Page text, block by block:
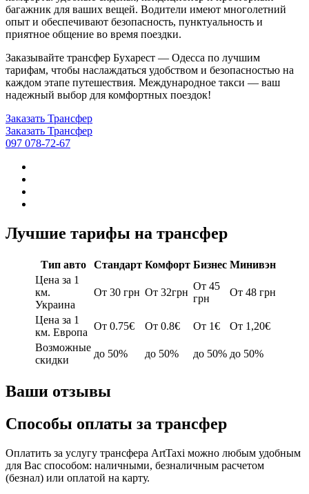
багажник для ваших вещей. Водители имеют многолетний
опыт и обеспечивают безопасность, пунктуальность и
приятное общение во время поездки.
Заказывайте трансфер Бухарест — Одесса по лучшим
тарифам, чтобы наслаждаться удобством и безопасностью на
каждом этапе путешествия. Международное такси — ваш
надежный выбор для комфортных поездок!
Заказать Трансфер
Заказать Трансфер
097 078-72-67
Лучшие тарифы на трансфер
Тип авто Стандарт Комфорт Бизнес Минивэн
Цена за 1
км.
Украина
От 30 грн От 32грн
От 45
грн
От 48 грн
Цена за 1
км. Европа
От 0.75€ От 0.8€ От 1€
От 1,20€
Возможные
скидки
до 50% до 50% до 50% до 50%
Ваши отзывы
Способы оплаты за трансфер
Оплатить за услугу трансфера ArtTaxi можно любым удобным
для Вас способом: наличными, безналичным расчетом
(безнал) или оплатой на карту.